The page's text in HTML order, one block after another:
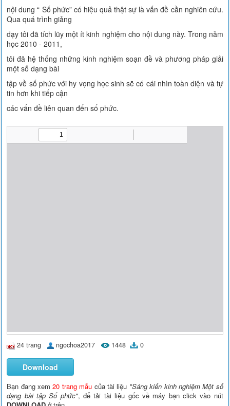
nội dung “ Số phức” có hiệu quả thật sự là vấn đề cần nghiên cứu.
Qua quá trình giảng
dạy tôi đã tích lũy một ít kinh nghiệm cho nội dung này. Trong năm
học 2010 - 2011,
tôi đã hệ thống những kinh nghiệm soạn đề và phương pháp giải
một số dạng bài
tập về số phức với hy vọng học sinh sẽ có cái nhìn toàn diện và tự
tin hơn khi tiếp cận
các vấn đề liên quan đến số phức.
24 trang ngochoa2017 1448 0
Download
Bạn đang xem20 trang mẫu của tài liệu "Sáng kiến kinh nghiệm Một số
dạng bài tập Số phức", để tải tài liệu gốc về máy bạn click vào nút